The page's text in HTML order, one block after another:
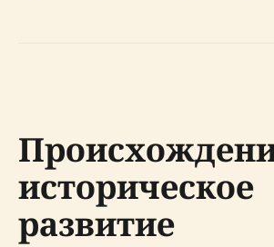
историческое
развитие